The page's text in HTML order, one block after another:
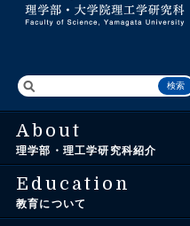
About
理学部・理工学研究科紹介
Education
教育について
入学から卒業まで
3つの教育ポリシー
アドミッション・
ポリシー
理学部入試情報
トップ（研究ニュース）
研究ハイライト